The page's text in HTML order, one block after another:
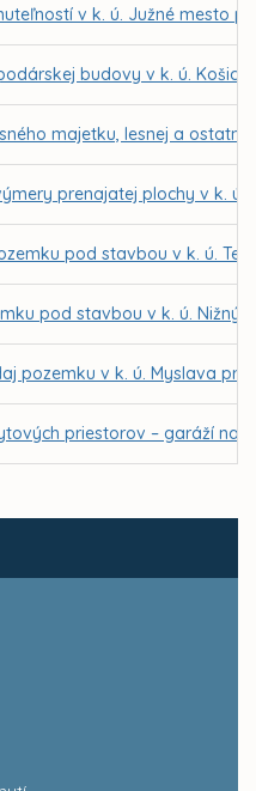
v k. ú. Južné mesto
budovy v k. ú.
majetku, lesnej a
prenajatej plochy v k.
pod stavbou v k. ú.
pod stavbou v k. ú. Nižný
pozemku v k. ú. Myslava pre
priestorov – garáží na